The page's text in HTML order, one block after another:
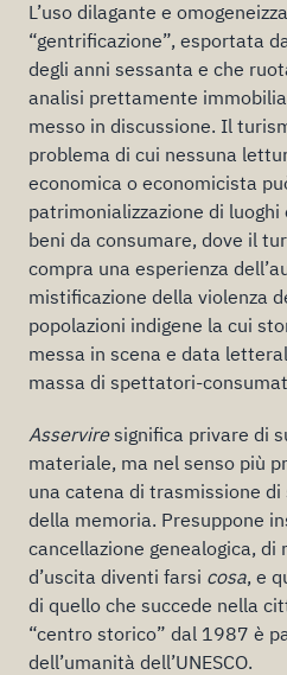
L’uso dilagante e
“gentrificazione”, esportata
degli anni sessanta e che
analisi prettamente
messo in discussione. Il
problema di cui nessuna
economica o economicista
patrimonializzazione di
beni da consumare, dove il
compra una esperienza
mistificazione della violenza
popolazioni indigene la cui
messa in scena e data
massa di spettatori-
Asserviresignifica privare di
materiale, ma nel senso più
una catena di trasmissione di
della memoria. Presuppone
cancellazione genealogica, di
d’uscita diventi farsi cosa, e
di quello che succede nella
“centro storico” dal 1987 è
dell’umanità dell’UNESCO.